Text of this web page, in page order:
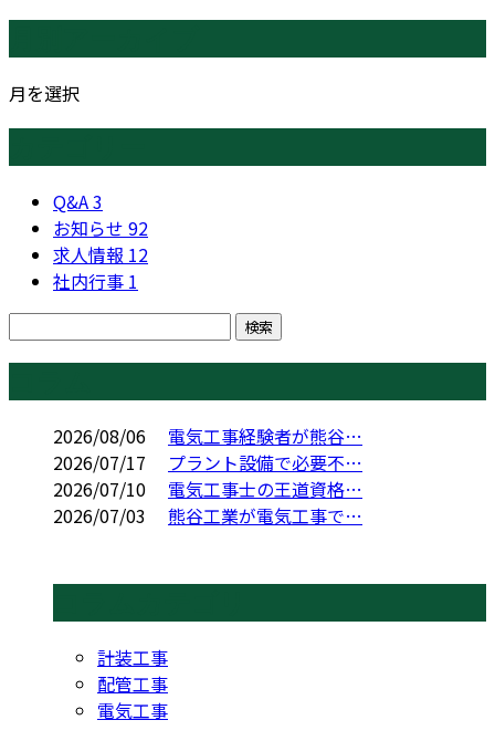
月を選択
Q&A3
お知らせ 92
求人情報 12
社内行事 1
2026/08/06
電気工事経験者が熊谷…
2026/07/17
プラント設備で必要不…
2026/07/10
電気工事士の王道資格…
2026/07/03
熊谷工業が電気工事で…
計装工事
配管工事
電気工事